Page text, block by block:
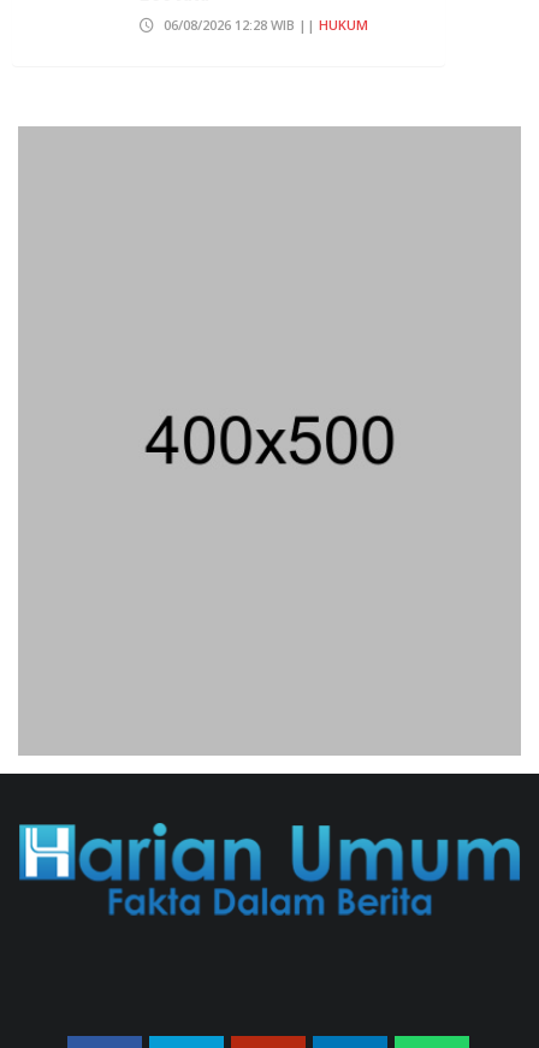
06/08/2026 12:28 WIB || HUKUM
SPPG Karangturi
04/08/2026 18:37 WIB || HUKUM
Geger! Nama Prabowo Diduga Dicatut
Kereta Cepat Jakarta-Bandung